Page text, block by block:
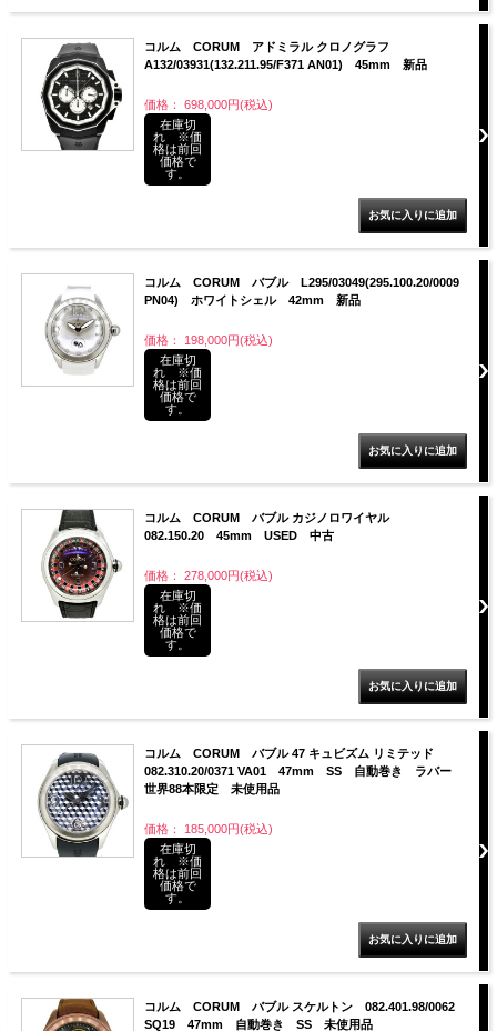
コルム CORUM アドミラル クロノグラフ
A132/03931(132.211.95/F371 AN01) 45mm 新品
価格： 698,000円(税込)
在庫切
れ ※価
格は前回
価格で
す。
コルム CORUM バブル L295/03049(295.100.20/0009
PN04) ホワイトシェル 42mm 新品
価格： 198,000円(税込)
在庫切
れ ※価
格は前回
価格で
す。
コルム CORUM バブル カジノロワイヤル
082.150.20 45mm USED 中古
価格： 278,000円(税込)
在庫切
れ ※価
格は前回
価格で
す。
コルム CORUM バブル 47 キュビズム リミテッド
082.310.20/0371 VA01 47mm SS 自動巻き ラバー
世界88本限定 未使用品
価格： 185,000円(税込)
在庫切
れ ※価
格は前回
価格で
す。
コルム CORUM バブル スケルトン 082.401.98/0062
SQ19 47mm 自動巻き SS 未使用品